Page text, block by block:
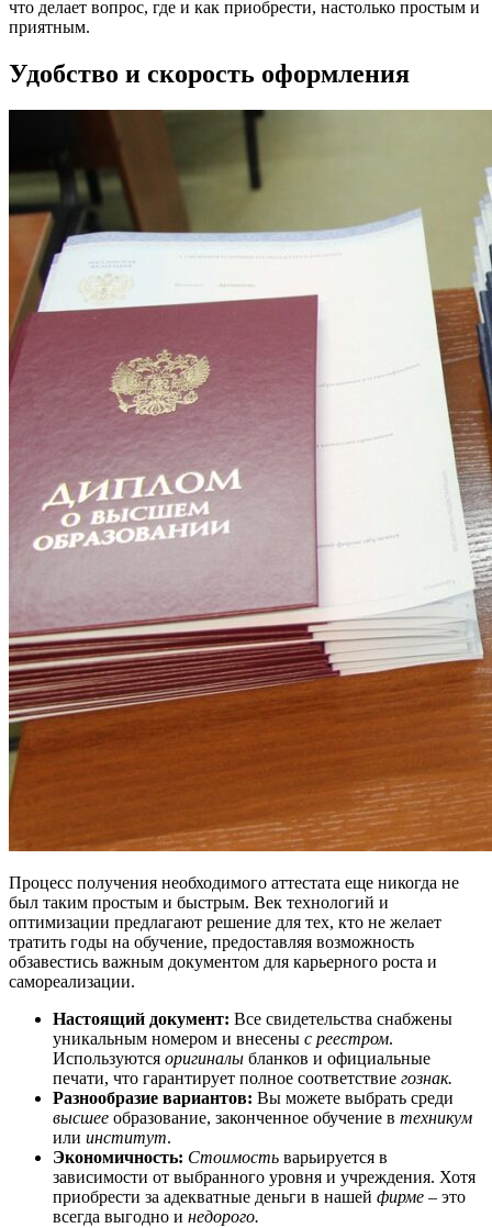
что делает вопрос, где и как приобрести, настолько простым и
приятным.
Удобство и скорость оформления
Процесс получения необходимого аттестата еще никогда не
был таким простым и быстрым. Век технологий и
оптимизации предлагают решение для тех, кто не желает
тратить годы на обучение, предоставляя возможность
обзавестись важным документом для карьерного роста и
самореализации.
Настоящий документ: Все свидетельства снабжены
уникальным номером и внесены с реестром.
Используются оригиналы бланков и официальные
печати, что гарантирует полное соответствие гознак.
Разнообразие вариантов: Вы можете выбрать среди
высшее образование, законченное обучение в техникум
или институт.
Экономичность: Стоимость варьируется в
зависимости от выбранного уровня и учреждения. Хотя
приобрести за адекватные деньги в нашей фирме – это
всегда выгодно и недорого.